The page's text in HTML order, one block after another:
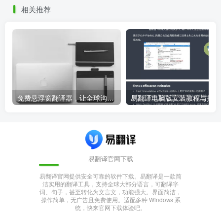
相关推荐
免费悬浮窗翻译器，让全球沟通无障碍！
易翻译官网下载
易翻译官网提供安全可靠的软件下载。易翻译是一款简
洁实用的翻译工具，支持全球大部分语言，可翻译字
词、句子，甚至转化为文言文，功能强大。界面简洁，
操作简单，无广告且免费使用。适配多种 Windows 系
统，快来官网下载体验吧。